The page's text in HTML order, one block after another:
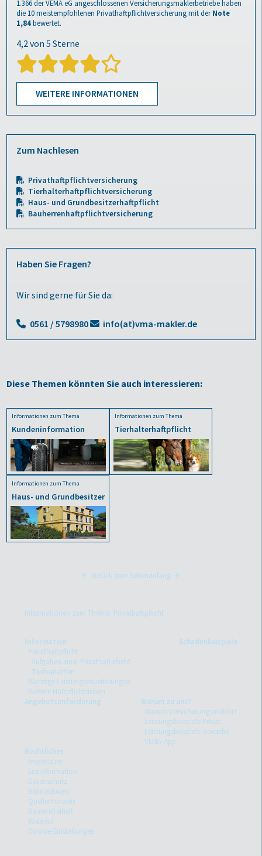
1.366der VEMA eG angeschlossenen Versicherungsmaklerbetriebe haben
die 10 meistempfohlenenPrivathaftpflichtversicherungmit derNote
1,84bewertet.
WEITERE INFORMATIONEN
Zum Nachlesen
Privathaftpflichtversicherung
Tierhalterhaftpflichtversicherung
Haus- und Grundbesitzerhaftpflicht
Bauherrenhaftpflichtversicherung
Haben Sie Fragen?
Wir sind gerne für Sie da:
0561 / 5798980 info(at)vma-makler.de
Diese Themen könnten Sie auch interessieren:
Informationen zum Thema
Kundeninformation
Informationen zum Thema
Tierhalterhaftpflicht
Informationen zum Thema
Haus- und Grundbesitzer
zurück zum Seitenanfang
Informationen zum Thema: Privathaftpflicht
Information
Privathaftpflicht
Aufgaben einer Privathaftpflicht
Tarifvarianten
Wichtige Leistungserweiterungen
Weitere Haftpflichtrisiken
Schadenbeispiele
Angebotsanforderung
Warum zu uns?
Warum Versicherungsmakler?
Leistungsbeispiele Privat
Leistungsbeispiele Gewerbe
VEMA-App
Rechtliches
Impressum
Erstinformation
Datenschutz
Bildnachweis
Quellenhinweis
Barrierefreiheit
Widerruf
Cookie-Einstellungen